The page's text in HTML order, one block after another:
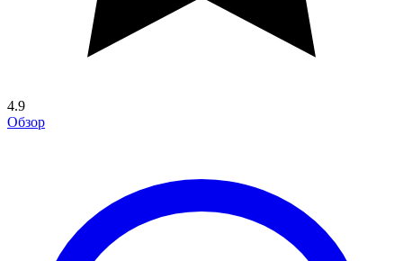
4.9
Обзор